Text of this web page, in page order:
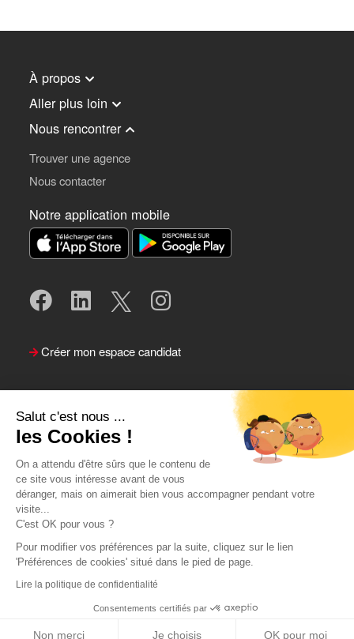
Salut c'est nous ...
les Cookies !
On a attendu d'être sûrs que le contenu de
ce site vous intéresse avant de vous
déranger, mais on aimerait bien vous accompagner pendant votre
visite...
C'est OK pour vous ?
Pour modifier vos préférences par la suite, cliquez sur le lien
'Préférences de cookies' situé dans le pied de page.
Lire la politique de confidentialité
Consentements certifiés par
Non merci Je choisis OK pour moi
À propos
Aller plus loin
Nous rencontrer
Trouver une agence
Nous contacter
Notre application mobile
Créer mon espace candidat